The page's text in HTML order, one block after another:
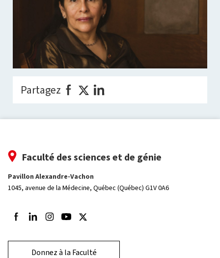
Partagez
Faculté des sciences et de génie
Pavillon Alexandre-Vachon
1045, avenue de la Médecine, Québec (Québec) G1V 0A6
Suivez-nous sur Facebook
Suivez-nous sur LinkedIn
Suivez-nous sur Instagram
Suivez-nous sur Youtube
Suivez-nous sur Twitter
Donnez à la Faculté